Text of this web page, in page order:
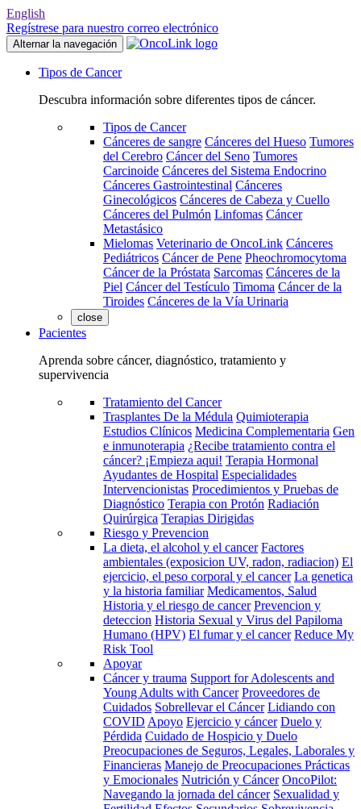
English
Regístrese para nuestro correo electrónico
Alternar la navegación
Tipos de Cancer
Descubra información sobre diferentes tipos de cáncer.
Tipos de Cancer
Cánceres de sangre Cánceres del Hueso Tumores
del Cerebro Cáncer del Seno Tumores
Carcinoide Cánceres del Sistema Endocrino
Cánceres Gastrointestinal Cánceres
Ginecológicos Cánceres de Cabeza y Cuello
Cánceres del Pulmón Linfomas Cáncer
Metastásico
Mielomas Veterinario de OncoLink Cánceres
Pediátricos Cáncer de Pene Pheochromocytoma
Cáncer de la Próstata Sarcomas Cánceres de la
Piel Cáncer del Testículo Timoma Cáncer de la
Tiroides Cánceres de la Vía Urinaria
close
Pacientes
Aprenda sobre cáncer, diagnóstico, tratamiento y
supervivencia
Tratamiento del Cancer
Trasplantes De la Médula Quimioterapia
Estudios Clínicos Medicina Complementaria Gen
e inmunoterapia ¿Recibe tratamiento contra el
cáncer? ¡Empieza aqui! Terapia Hormonal
Ayudantes de Hospital Especialidades
Intervencionistas Procedimientos y Pruebas de
Diagnóstico Terapia con Protón Radiación
Quirúrgica Terapias Dirigidas
Riesgo y Prevencion
La dieta, el alcohol y el cancer Factores
ambientales (exposicion UV, radon, radiacion) El
ejercicio, el peso corporal y el cancer La genetica
y la historia familiar Medicamentos, Salud
Historia y el riesgo de cancer Prevencion y
deteccion Historia Sexual y Virus del Papiloma
Humano (HPV) El fumar y el cancer Reduce My
Risk Tool
Apoyar
Cáncer y trauma Support for Adolescents and
Young Adults with Cancer Proveedores de
Cuidados Sobrellevar el Cáncer Lidiando con
COVID Apoyo Ejercicio y cáncer Duelo y
Pérdida Cuidado de Hospicio y Duelo
Preocupaciones de Seguros, Legales, Laborales y
Financieras Manejo de Preocupaciones Prácticas
y Emocionales Nutrición y Cáncer OncoPilot:
Navegando la jornada del cáncer Sexualidad y